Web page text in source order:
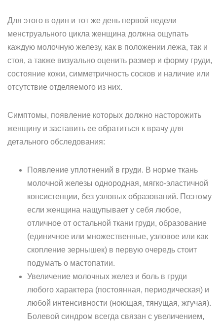
Для этого в один и тот же день первой недели
менструального цикла женщина должна ощупать
каждую молочную железу, как в положении лежа, так и
стоя, а также визуально оценить размер и форму груди,
состояние кожи, симметричность сосков и наличие или
отсутствие отделяемого из них.
Симптомы, появление которых должно насторожить
женщину и заставить ее обратиться к врачу для
детального обследования:
Появление уплотнений в груди. В норме ткань
молочной железы однородная, мягко-эластичной
консистенции, без узловых образований. Поэтому
если женщина нащупывает у себя любое,
отличное от остальной ткани груди, образование
(единичное или множественные, узловое или как
скопление зернышек) в первую очередь стоит
подумать о мастопатии.
Увеличение молочных желез и боль в груди
любого характера (постоянная, периодическая) и
любой интенсивности (ноющая, тянущая, жгучая).
Болевой синдром всегда связан с увеличением,